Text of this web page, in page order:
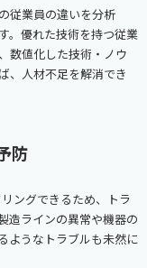
従業員の違いを分析
。優れた技術を持つ従業
数値化した技術・ノウ
、人材不足を解消でき
防
ングできるため、トラ
造ラインの異常や機器の
ようなトラブルも未然に